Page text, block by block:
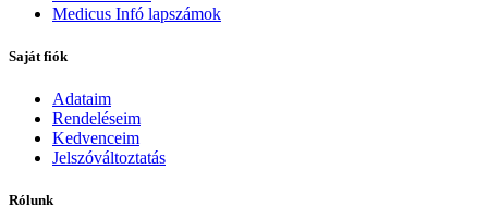
Medicus Infó lapszámok
Saját fiók
Adataim
Rendeléseim
Kedvenceim
Jelszóváltoztatás
Rólunk